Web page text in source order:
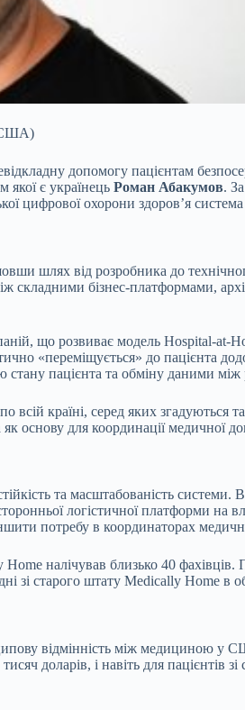
допомогу пацієнтам
якої є українець Роман Абакумов.
цифрової охорони здоров’я
шлях від розробника до
складними бізнес-платформами,
що розвиває модель Hospital-at-
«переміщується» до пацієнта
стану пацієнта та обміну даними
країні, серед яких
основу для координації медичної
та масштабованість
логістичної платформи
потребу в координаторах
налічував близько 40
зі старого штату Medically Home
відмінність між медициною у
доларів, і навіть для